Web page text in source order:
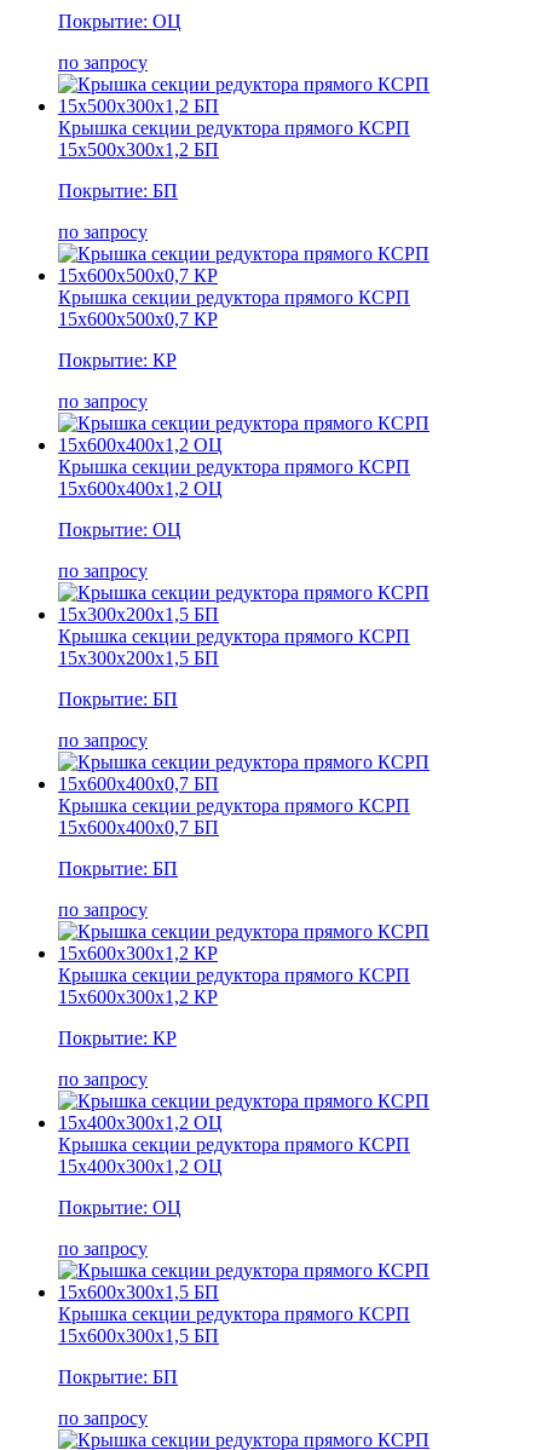
Покрытие: ОЦ
по запросу
Крышка секции редуктора прямого КСРП
15х500х300х1,2 БП
Покрытие: БП
по запросу
Крышка секции редуктора прямого КСРП
15х600х500х0,7 КР
Покрытие: КР
по запросу
Крышка секции редуктора прямого КСРП
15х600х400х1,2 ОЦ
Покрытие: ОЦ
по запросу
Крышка секции редуктора прямого КСРП
15х300х200х1,5 БП
Покрытие: БП
по запросу
Крышка секции редуктора прямого КСРП
15х600х400х0,7 БП
Покрытие: БП
по запросу
Крышка секции редуктора прямого КСРП
15х600х300х1,2 КР
Покрытие: КР
по запросу
Крышка секции редуктора прямого КСРП
15х400х300х1,2 ОЦ
Покрытие: ОЦ
по запросу
Крышка секции редуктора прямого КСРП
15х600х300х1,5 БП
Покрытие: БП
по запросу